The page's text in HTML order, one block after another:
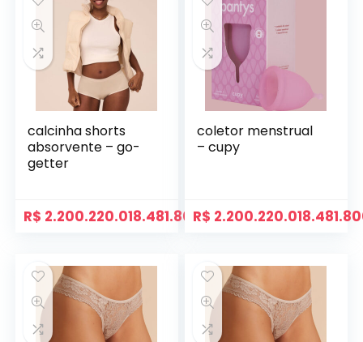
calcinha shorts
absorvente – go-
getter
R$ 2.200.220.018.481.800,00
coletor menstrual
– cupy
R$